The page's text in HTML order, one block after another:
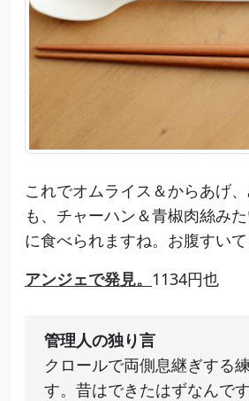
これでオムライス＆からあげ
も、チャーハン＆青椒肉絲み
に食べられますね。お腹すいて
アンジェで発見。 1134円也
管理人の独り言
クロールで両側息継ぎする
す。昔はできたはずなんで